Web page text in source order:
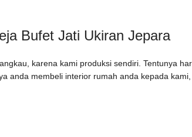
Bufet Jati Ukiran Jepara
karena kami produksi sendiri. Tentunya
anda membeli interior rumah anda kepada